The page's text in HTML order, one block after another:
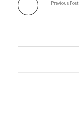
Previous Post